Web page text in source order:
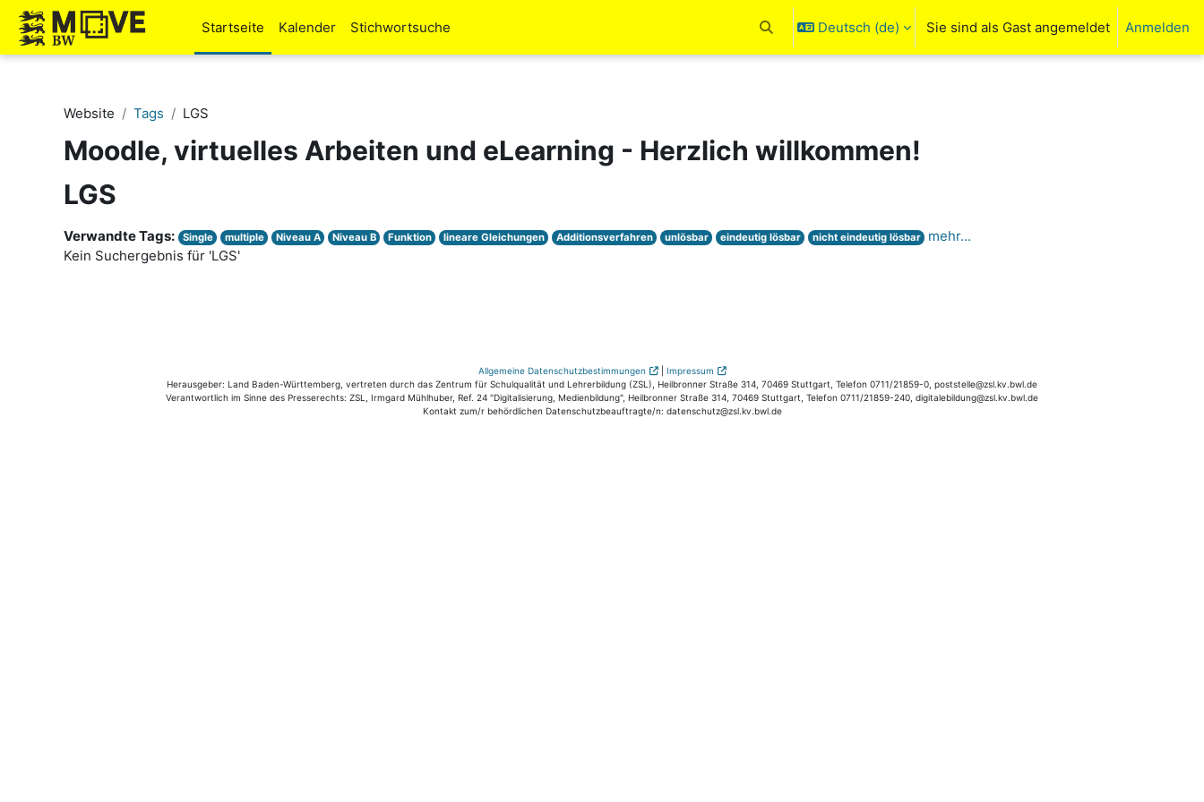
Zum Hauptinhalt
Startseite
Kalender Stichwortsuche Sucheingabe umschalten
Deutsch ‎(de)‎ Sie sind als Gast angemeldet Anmelden
Website Tags LGS
Moodle, virtuelles Arbeiten und eLearning - Herzlich willkommen!
LGS
Verwandte Tags: Single multiple Niveau A Niveau B Funktion lineare Gleichungen Additionsverfahren unlösbar eindeutig lösbar nicht eindeutig lösbar
mehr...
Kein Suchergebnis für 'LGS'
Allgemeine Datenschutzbestimmungen | Impressum
Herausgeber: Land Baden-Württemberg, vertreten durch das Zentrum für Schulqualität und Lehrerbildung (ZSL), Heilbronner Straße 314, 70469 Stuttgart, Telefon 0711/21859-0, poststelle@zsl.kv.bwl.de
Verantwortlich im Sinne des Presserechts: ZSL, Irmgard Mühlhuber, Ref. 24 "Digitalisierung, Medienbildung", Heilbronner Straße 314, 70469 Stuttgart, Telefon 0711/21859-240, digitalebildung@zsl.kv.bwl.de
Kontakt zum/r behördlichen Datenschutzbeauftragte/n: datenschutz@zsl.kv.bwl.de